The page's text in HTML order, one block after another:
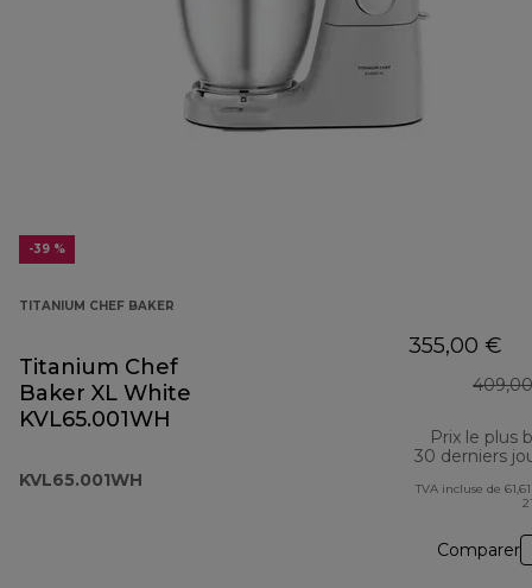
-39 %
TITANIUM CHEF BAKER
Titanium Chef
Baker XL White
KVL65.001WH
KVL65.001WH
355,00 €
Prix le plus
30 derniers
TVA incluse de
Comparer